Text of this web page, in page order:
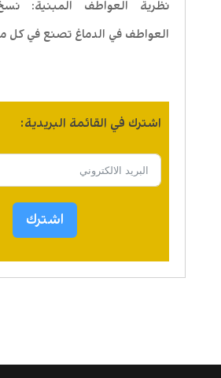
نظرية العواطف المبنية:
العواطف في الدماغ تصنع في كل
اشترك في القائمة البريدية:
اشترك